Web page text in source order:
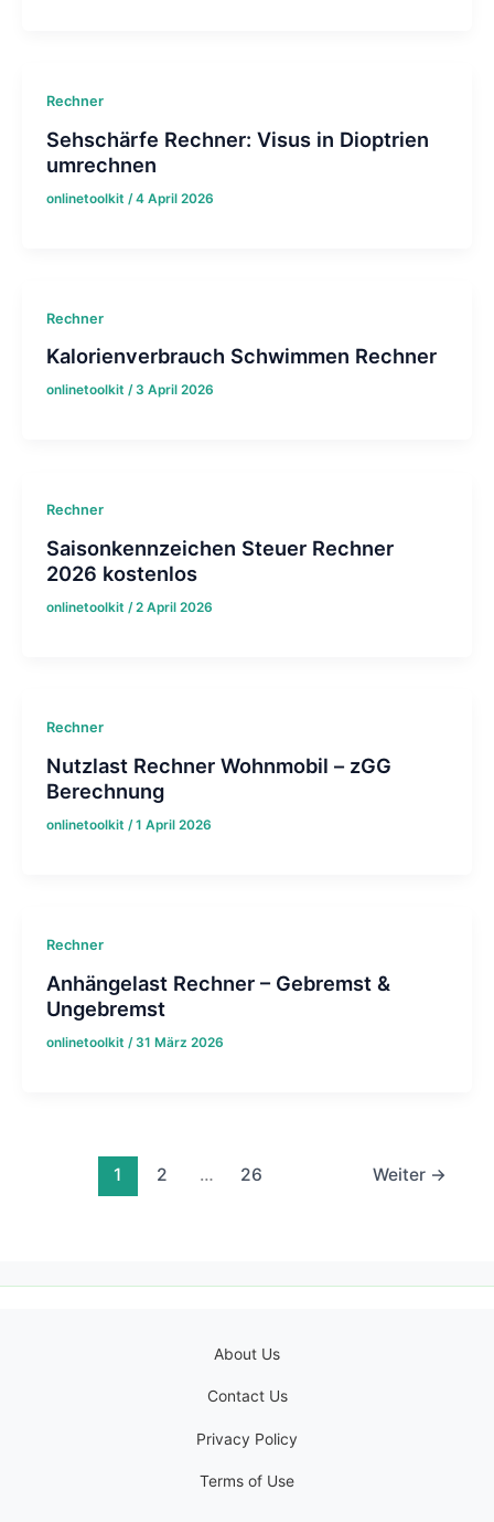
Rechner
Sehschärfe Rechner: Visus in Dioptrien
umrechnen
onlinetoolkit /4 April 2026
Rechner
Kalorienverbrauch Schwimmen Rechner
onlinetoolkit / 3 April 2026
Rechner
Saisonkennzeichen Steuer Rechner
2026 kostenlos
onlinetoolkit /2 April 2026
Rechner
Nutzlast Rechner Wohnmobil – zGG
Berechnung
onlinetoolkit /1 April 2026
Rechner
Anhängelast Rechner – Gebremst &
Ungebremst
onlinetoolkit / 31 März 2026
1 2 … 26 Weiter →
About Us
Contact Us
Privacy Policy
Terms of Use